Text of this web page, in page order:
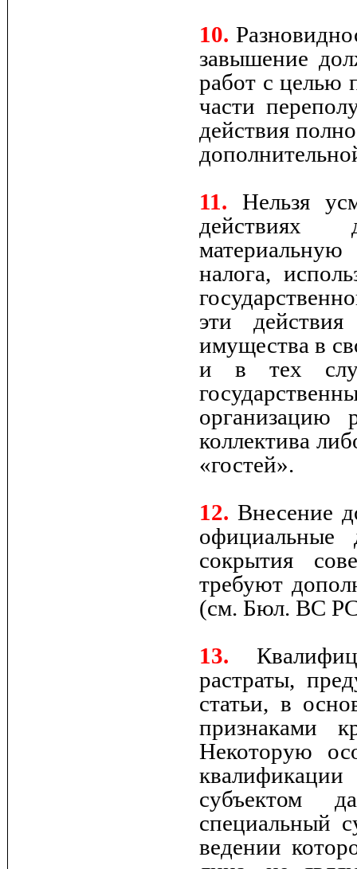
10.
завышение
работ с целью
части
действия
11. Нельзя
действиях
налога,
эти
имущества в
и в тех
организацию
коллектива
«гостей».
12. Внесение
официальные
сокрытия
требуют
(см. Бюл. ВС
13.
растраты,
статьи, в
признаками
Некоторую
субъектом
специальный
ведении